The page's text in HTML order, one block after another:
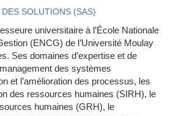
SOLUTIONS (SAS)
universitaire à l’École Nationale
(ENCG) de l’Université Moulay
Ses domaines d’expertise et de
des systèmes
et l’amélioration des processus, les
des ressources humaines (SIRH), le
humaines (GRH), le